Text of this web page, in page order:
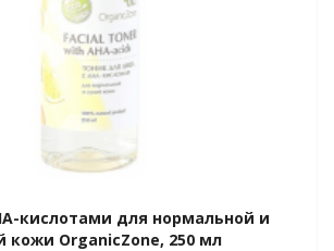
кислотами для нормальной и
кожи OrganicZone, 250 мл